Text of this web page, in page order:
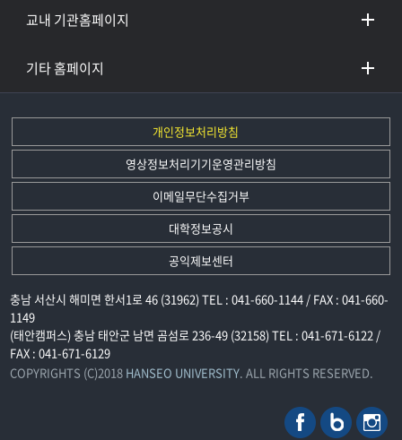
교내 기관홈페이지
기타 홈페이지
개인정보처리방침
영상정보처리기기운영관리방침
이메일무단수집거부
대학정보공시
공익제보센터
충남 서산시 해미면 한서1로 46 (31962) TEL : 041-660-1144 / FAX : 041-660-
1149
(태안캠퍼스) 충남 태안군 남면 곰섬로 236-49 (32158) TEL : 041-671-6122 /
FAX : 041-671-6129
COPYRIGHTS (C)2018 HANSEO UNIVERSITY. ALL RIGHTS RESERVED.